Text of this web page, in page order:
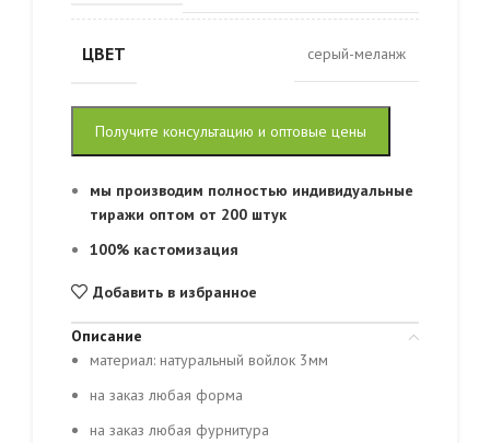
ЦВЕТ серый-меланж
Получите консультацию и оптовые цены
мы производим полностью индивидуальные
тиражи оптом от 200 штук
100% кастомизация
Добавить в избранное
Описание
материал: натуральный войлок 3мм
на заказ любая форма
на заказ любая фурнитура